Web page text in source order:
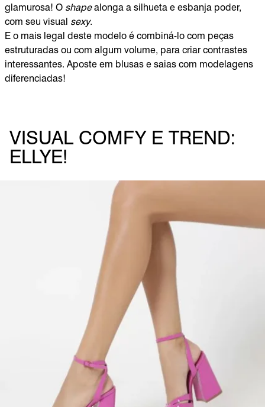
glamurosa! O shapealonga a silhueta e esbanja poder,
com seu visual sexy.
E o mais legal deste modelo é combiná-lo com peças
estruturadas ou com algum volume, para criar contrastes
interessantes. Aposte em blusas e saias com modelagens
diferenciadas!
VISUAL COMFY E TREND:
ELLYE!